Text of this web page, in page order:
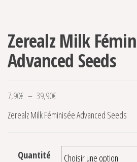
Zerealz Milk
Advanced Seeds
7,90€ – 39,90€
Zerealz Milk Féminisée Advanced Seeds
Quantité